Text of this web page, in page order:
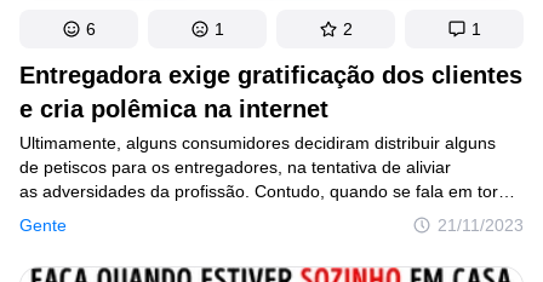
Entregadora exige gratificação dos clientes
e cria polêmica na internet
Gente 21/11/2023
Ultimamente, alguns consumidores decidiram distribuir alguns
de petiscos para os entregadores, na tentativa de aliviar
as adversidades da profissão. Contudo, quando se fala em tornar
essas ações uma prática comum, as pessoas tendem a ser mais
cautelosas. De fato, há uma divisão de opiniões sobre o tema.
6 1 2 1
Mapa do site
© 2014–2026TheSoul Publishing.
Todos os direitos reservados. Todos os materiais deste site possuem
Direitos Autorais e não podem ser usados sem a devida autorização de
Incrível.club.